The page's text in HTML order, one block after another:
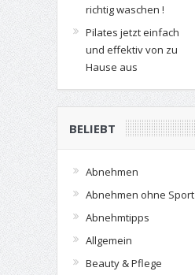
richtig waschen !
Pilates jetzt einfach
und effektiv von zu
Hause aus
BELIEBT
Abnehmen
Abnehmen ohne Sport
Abnehmtipps
Allgemein
Beauty & Pflege